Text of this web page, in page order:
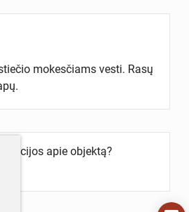
mokesčiams vesti. Rasų
apie objektą?